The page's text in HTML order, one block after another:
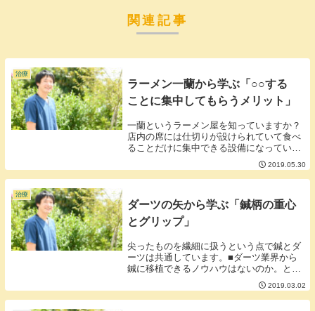
関連記事
治療
ラーメン一蘭から学ぶ「○○する
ことに集中してもらうメリット」
一蘭というラーメン屋を知っていますか？
店内の席には仕切りが設けられていて食べ
ることだけに集中できる設備になっていま
す。■鍼治療中は鍼をされていることに集
中したほうがよい私は施術中にもよく沈黙
を作るタイプなのですが（沈黙に関する記
2019.05.30
治療
ダーツの矢から学ぶ「鍼柄の重心
とグリップ」
尖ったものを繊細に扱うという点で鍼とダ
ーツは共通しています。■ダーツ業界から
鍼に移植できるノウハウはないのか。とい
うことで今日はダーツの持ち手の部分につ
いて少し調べてみました。調べていくとダ
ーツの持ち手の形は以下の大きく5つのタ
2019.03.02